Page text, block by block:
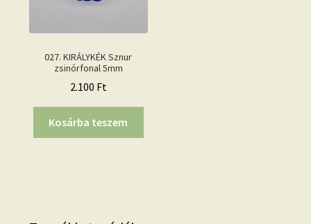
027. KIRÁLYKÉK Sznur
zsinórfonal 5mm
2.100 Ft
Kosárba teszem